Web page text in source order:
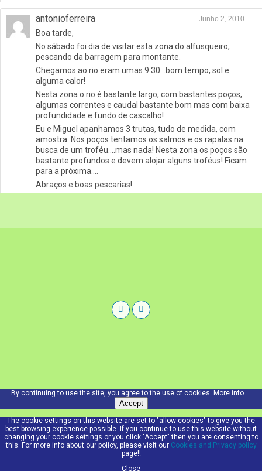
antonioferreira Junho 2, 2010
Boa tarde,
No sábado foi dia de visitar esta zona do alfusqueiro,
pescando da barragem para montante.
Chegamos ao rio eram umas 9.30…bom tempo, sol e
alguma calor!
Nesta zona o rio é bastante largo, com bastantes poços,
algumas correntes e caudal bastante bom mas com baixa
profundidade e fundo de cascalho!
Eu e Miguel apanhamos 3 trutas, tudo de medida, com
amostra. Nos poços tentamos os salmos e os rapalas na
busca de um troféu….mas nada! Nesta zona os poços são
bastante profundos e devem alojar alguns troféus! Ficam
para a próxima….
Abraços e boas pescarias!
By continuing to use the site, you agree to the use of cookies. More info ...
Accept
The cookie settings on this website are set to "allow cookies" to give you the
best browsing experience possible. If you continue to use this website without
changing your cookie settings or you click "Accept" then you are consenting to
this. For more info about our policy, please visit our Cookies and Privacy policy
page!!
Close